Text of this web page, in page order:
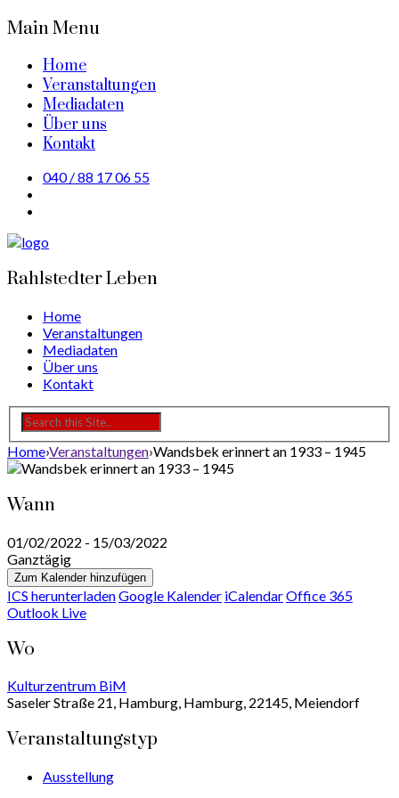
Main Menu
Home
Veranstaltungen
Mediadaten
Über uns
Kontakt
040 / 88 17 06 55
Rahlstedter Leben
Home
Veranstaltungen
Mediadaten
Über uns
Kontakt
Home›Veranstaltungen›Wandsbek erinnert an 1933 – 1945
Wann
01/02/2022 - 15/03/2022
Ganztägig
Zum Kalender hinzufügen
ICS herunterladenGoogle Kalender iCalendarOffice 365
Outlook Live
Wo
Kulturzentrum BiM
Saseler Straße 21, Hamburg, Hamburg, 22145, Meiendorf
Veranstaltungstyp
Ausstellung